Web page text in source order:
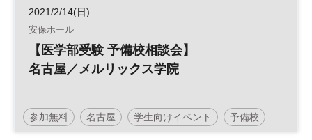
2021/2/14(日)
安保ホール
【医学部受験 予備校相談会】
名古屋／メルリックス学院
参加無料 名古屋 学生向けイベント 予備校